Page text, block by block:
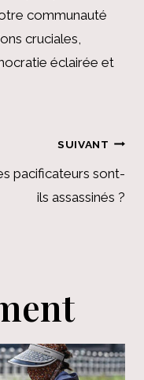
communauté
cruciales,
éclairée et
SUIVANT
pacificateurs sont-
ils assassinés ?